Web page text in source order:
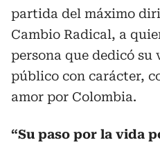
partida del máximo
Cambio Radical, a
persona que dedicó su
público con carácter,
amor por Colombia.
“Su paso por la vida